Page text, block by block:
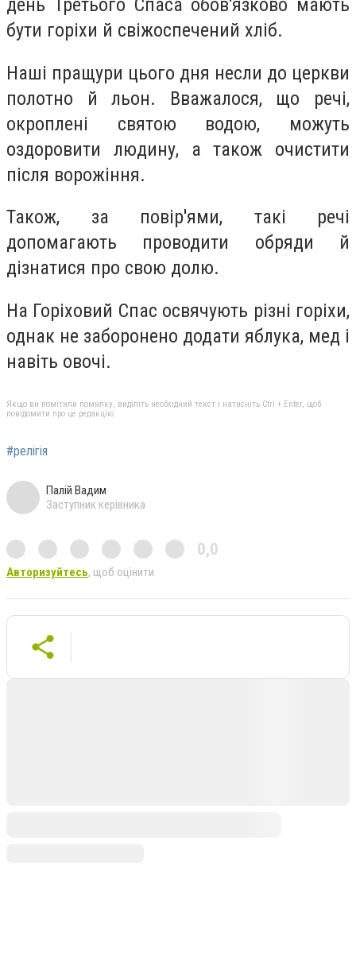
день Третього Спаса обов'язково мають
бути горіхи й свіжоспечений хліб.
Наші пращури цього дня несли до церкви
полотно й льон. Вважалося, що речі,
окроплені святою водою, можуть
оздоровити людину, а також очистити
після ворожіння.
Також, за повір'ями, такі речі
допомагають проводити обряди й
дізнатися про свою долю.
На Горіховий Спас освячують різні горіхи,
однак не заборонено додати яблука, мед і
навіть овочі.
Якщо ви помітили помилку, виділіть необхідний текст і натисніть Ctrl + Enter, щоб
повідомити про це редакцію
#релігія
Палій Вадим
Заступник керівника
0,0
Авторизуйтесь, щоб оцінити